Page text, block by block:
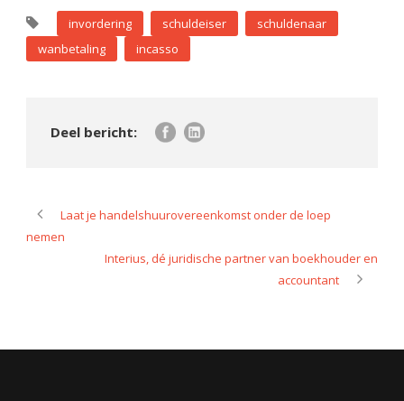
invordering schuldeiser
schuldenaar
wanbetaling
incasso
Laat je handelshuurovereenkomst onder de loep
nemen
Interius, dé juridische partner van boekhouder en
accountant